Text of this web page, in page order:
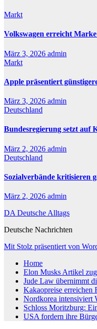
Markt
Volkswagen erreicht
März 3, 2026 admin
Markt
Apple präsentiert
März 3, 2026 admin
Deutschland
Bundesregierung setzt auf
März 2, 2026 admin
Deutschland
Sozialverbände kritisieren
März 2, 2026 admin
DA Deutsche Alltags
Deutsche Nachrichten
Mit Stolz präsentiert von
Home
Elon Musks Artikel
Jude Law übernimmt
Kakaopreise erreichen
Nordkorea intensiviert
Schloss Moritzburg:
USA fordern ihre